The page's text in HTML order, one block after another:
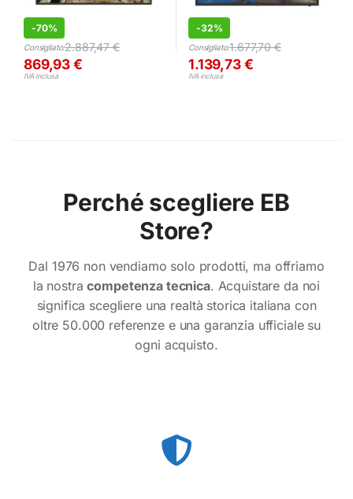
-70%
Consigliato:2.887,47€
869,93€
IVA inclusa
-32%
Consigliato:1.677,70€
1.139,73€
IVA inclusa
Perché scegliere EB
Store?
Dal 1976 non vendiamo solo prodotti, ma offriamo
la nostracompetenza tecnica. Acquistare da noi
significa scegliere una realtà storica italiana con
oltre 50.000 referenze e una garanzia ufficiale su
ogni acquisto.